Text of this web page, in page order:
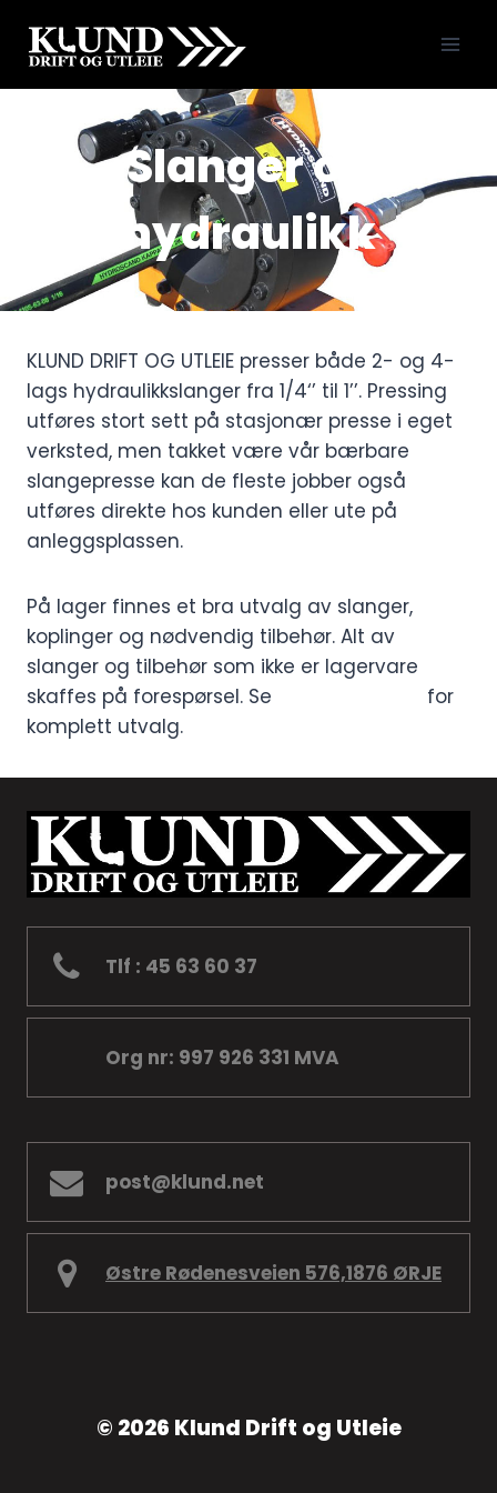
content
Slanger og
hydraulikk
KLUND DRIFT OG UTLEIE presser både 2- og 4-
lags hydraulikkslanger fra 1/4‘’ til 1’’. Pressing
utføres stort sett på stasjonær presse i eget
verksted, men takket være vår bærbare
slangepresse kan de fleste jobber også
utføres direkte hos kunden eller ute på
anleggsplassen.
På lager finnes et bra utvalg av slanger,
koplinger og nødvendig tilbehør. Alt av
slanger og tilbehør som ikke er lagervare
skaffes på forespørsel. Se
for
komplett utvalg.
Tlf : 45 63 60 37
Org nr: 997 926 331 MVA
post@klund.net
Østre Rødenesveien 576,1876 ØRJE
© 2026 Klund Drift og Utleie